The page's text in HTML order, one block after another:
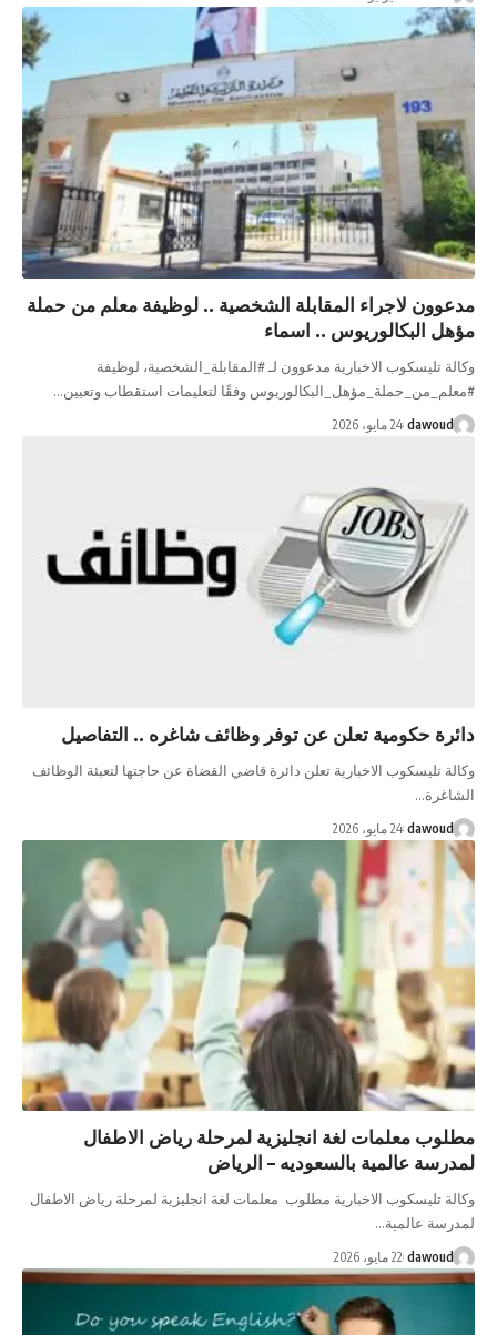
مدعوون لاجراء المقابلة الشخصية .. لوظيفة معلم من حملة
مؤهل البكالوريوس .. اسماء
وكالة تليسكوب الاخبارية مدعوون لـ #المقابلة_الشخصية، لوظيفة
#معلم_من_حملة_مؤهل_البكالوريوس وفقًا لتعليمات استقطاب وتعيين…
dawoud 24 مايو، 2026
دائرة حكومية تعلن عن توفر وظائف شاغره .. التفاصيل
وكالة تليسكوب الاخبارية تعلن دائرة قاضي القضاة عن حاجتها لتعبئة الوظائف
الشاغرة…
dawoud 24 مايو، 2026
مطلوب معلمات لغة انجليزية لمرحلة رياض الاطفال
لمدرسة عالمية بالسعوديه – الرياض
وكالة تليسكوب الاخبارية مطلوب معلمات لغة انجليزية لمرحلة رياض الاطفال
لمدرسة عالمية…
dawoud 22 مايو، 2026